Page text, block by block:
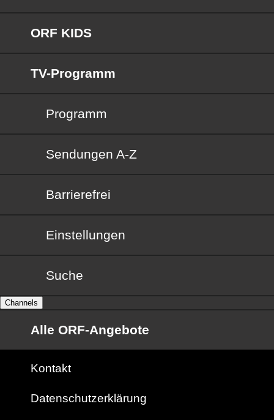
ORF KIDS
TV-Programm
Programm
Sendungen von A bis Z
Sendungen A-Z
Barrierefrei
Barrierefrei
Einstellungen
Suche
Channels
Alle ORF-Angebote
Kontakt
Datenschutzerklärung